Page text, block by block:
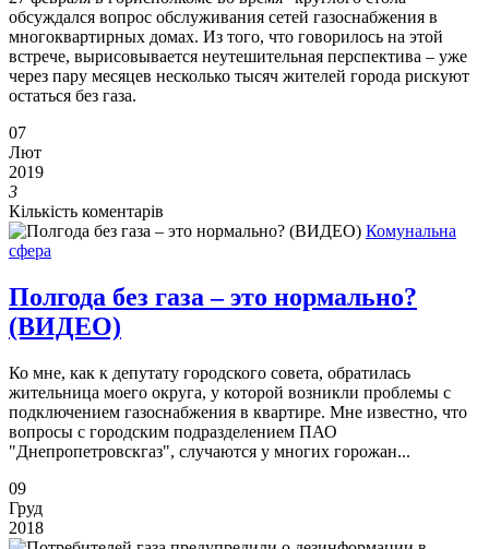
обсуждался вопрос обслуживания сетей газоснабжения в
многоквартирных домах. Из того, что говорилось на этой
встрече, вырисовывается неутешительная перспектива – уже
через пару месяцев несколько тысяч жителей города рискуют
остаться без газа.
07
Лют
2019
3
Кількість коментарів
Комунальна
сфера
Полгода без газа – это нормально?
(ВИДЕО)
Ко мне, как к депутату городского совета, обратилась
жительница моего округа, у которой возникли проблемы с
подключением газоснабжения в квартире. Мне известно, что
вопросы с городским подразделением ПАО
"Днепропетровскгаз", случаются у многих горожан...
09
Груд
2018